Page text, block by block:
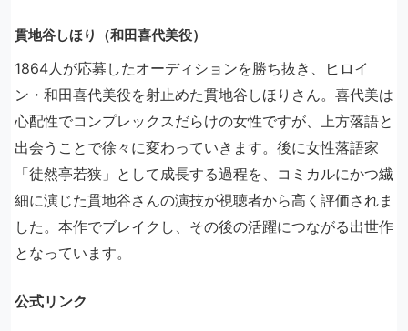
貫地谷しほり（和田喜代美役）
1864人が応募したオーディションを勝ち抜き、ヒロイ
ン・和田喜代美役を射止めた貫地谷しほりさん。喜代美は
心配性でコンプレックスだらけの女性ですが、上方落語と
出会うことで徐々に変わっていきます。後に女性落語家
「徒然亭若狭」として成長する過程を、コミカルにかつ繊
細に演じた貫地谷さんの演技が視聴者から高く評価されま
した。本作でブレイクし、その後の活躍につながる出世作
となっています。
公式リンク